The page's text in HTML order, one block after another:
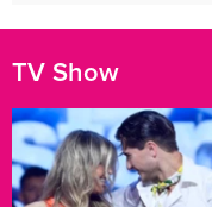
TV Show